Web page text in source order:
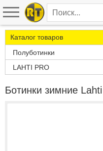
Каталог товаров
Полуботинки
LAHTI PRO
Ботинки зимние